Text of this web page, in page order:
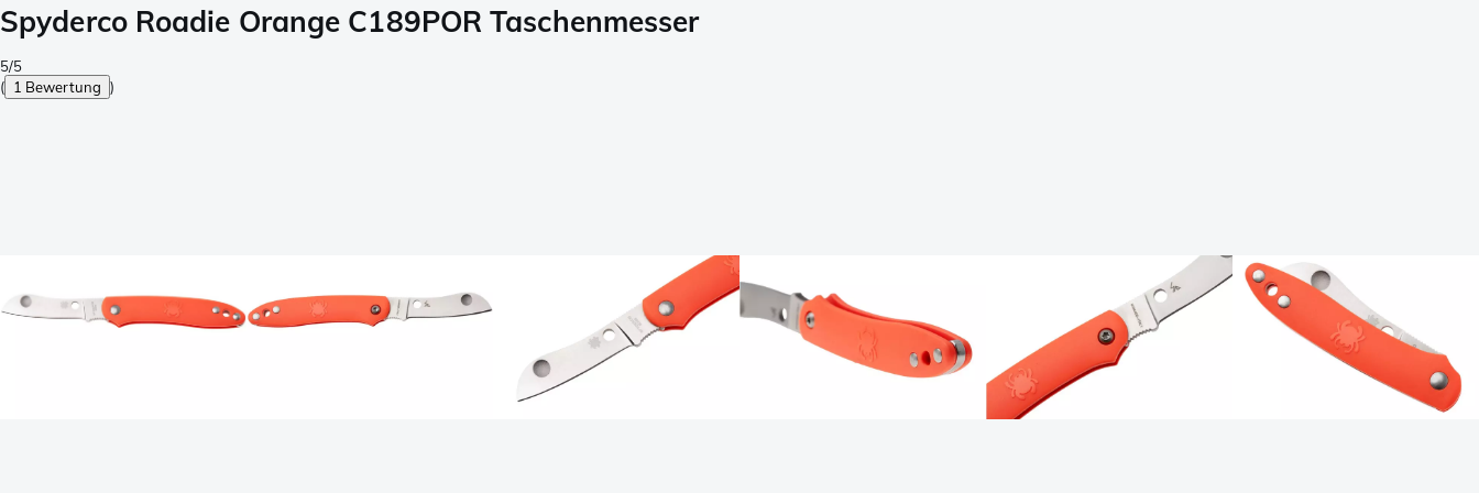
Spyderco Roadie Orange C189POR Taschenmesser
5/5
( 1 Bewertung )